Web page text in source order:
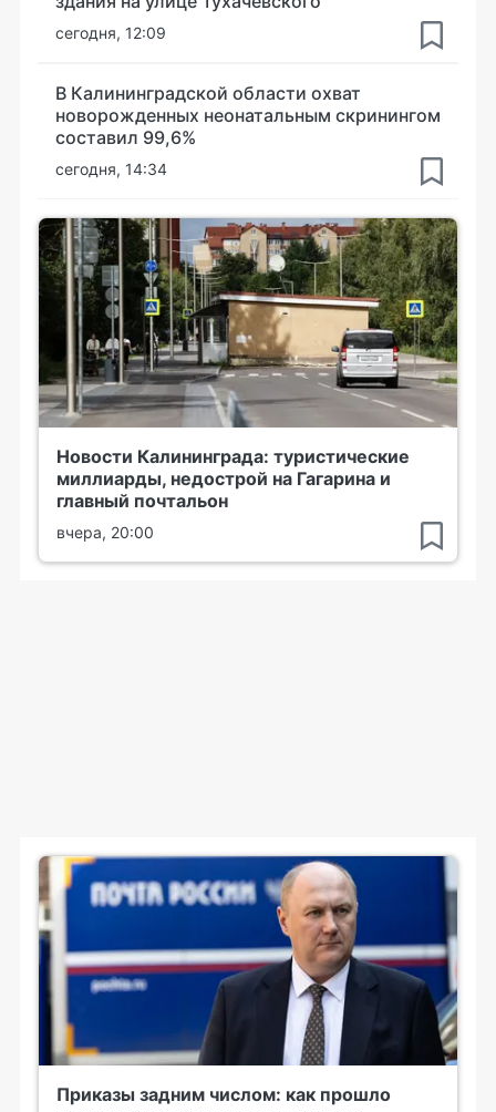
сегодня, 12:09
В Калининградской области охват
новорожденных неонатальным скринингом
составил 99,6%
сегодня, 14:34
Новости Калининграда: туристические
миллиарды, недострой на Гагарина и
главный почтальон
вчера, 20:00
Приказы задним числом: как прошло